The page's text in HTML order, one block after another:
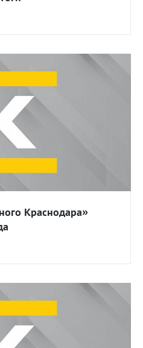
Краснодара»